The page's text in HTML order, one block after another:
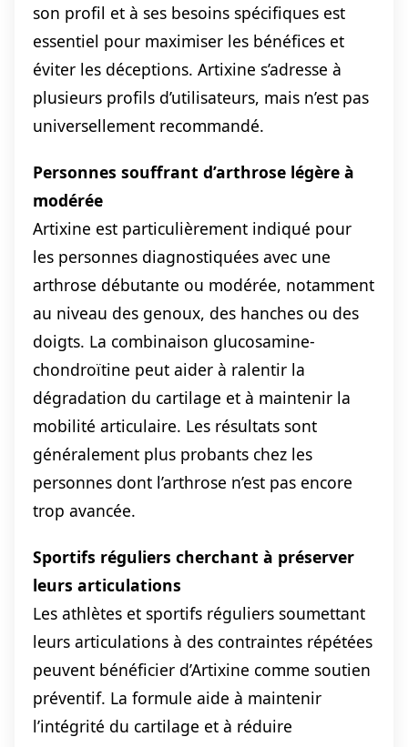
son profil et à ses besoins spécifiques est
essentiel pour maximiser les bénéfices et
éviter les déceptions. Artixine s’adresse à
plusieurs profils d’utilisateurs, mais n’est pas
universellement recommandé.
Personnes souffrant d’arthrose légère à
modérée
Artixine est particulièrement indiqué pour
les personnes diagnostiquées avec une
arthrose débutante ou modérée, notamment
au niveau des genoux, des hanches ou des
doigts. La combinaison glucosamine-
chondroïtine peut aider à ralentir la
dégradation du cartilage et à maintenir la
mobilité articulaire. Les résultats sont
généralement plus probants chez les
personnes dont l’arthrose n’est pas encore
trop avancée.
Sportifs réguliers cherchant à préserver
leurs articulations
Les athlètes et sportifs réguliers soumettant
leurs articulations à des contraintes répétées
peuvent bénéficier d’Artixine comme soutien
préventif. La formule aide à maintenir
l’intégrité du cartilage et à réduire